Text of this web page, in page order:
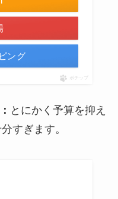
ング
ポチップ
とにかく予算を抑え
すぎます。